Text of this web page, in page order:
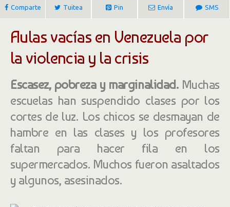
Comparte Tuitea Pin Envía SMS
Aulas vacías en Venezuela por
la violencia y la crisis
Escasez, pobreza y marginalidad. Muchas
escuelas han suspendido clases por los
cortes de luz. Los chicos se desmayan de
hambre en las clases y los profesores
faltan para hacer fila en los
supermercados. Muchos fueron asaltados
y algunos, asesinados.